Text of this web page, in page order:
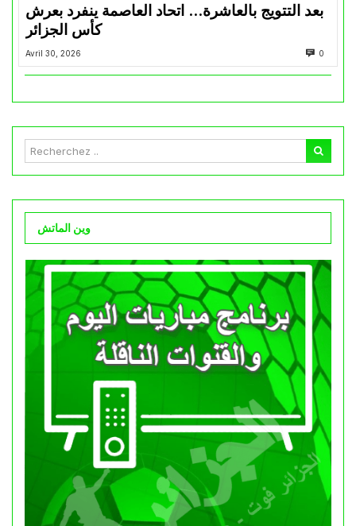
بعد التتويج بالعاشرة… اتحاد العاصمة ينفرد بعرش
كأس الجزائر
Avril 30, 2026 0
وين الماتش